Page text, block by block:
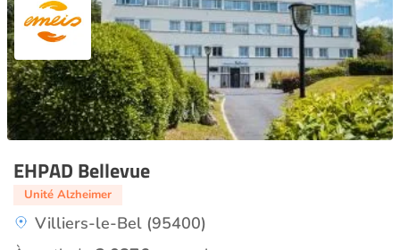
EHPAD Bellevue
Unité Alzheimer
Villiers-le-Bel (95400)